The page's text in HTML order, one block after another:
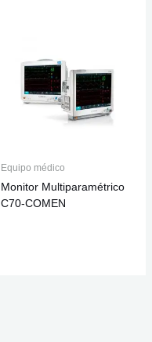
Equipo médico
Monitor Multiparamétrico
C70-COMEN